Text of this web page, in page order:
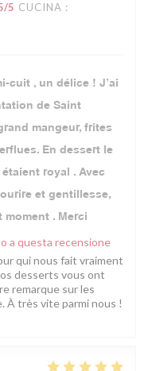
/5 CUCINA :
cuit , un délice ! J’ai
de Saint
mangeur, frites
En dessert le
royal . Avec
et gentillesse,
. Merci
a questa recensione
qui nous fait vraiment
desserts vous ont
remarque sur les
À très vite parmi nous !